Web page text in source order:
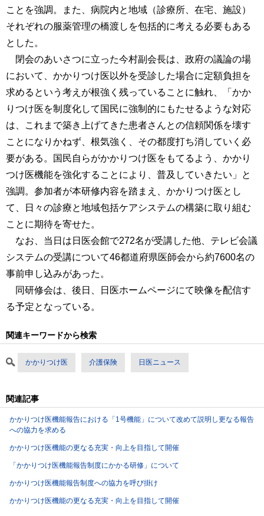
ことを強調。また、病院内と地域（診療所、在宅、施設）
それぞれの服薬管理の橋渡しを包括的に考える必要もある
とした。
閉会のあいさつに立った今村副会長は、政府の議論の場
において、かかりつけ医以外を受診した場合に定額負担を
求めるという考えが根強く残っていることに触れ、「かか
りつけ医を制度化して国民に強制的にもたせるような対応
は、これまで築き上げてきた患者さんとの信頼関係を壊す
ことになりかねず、根気強く、その都度打ち消していく必
要がある。国民自らがかかりつけ医をもてるよう、かかり
つけ医機能を強化することにより、普及していきたい」と
強調。参加者が本研修内容を踏まえ、かかりつけ医とし
て、日々の診療と地域包括ケアシステムの構築に取り組む
ことに期待を寄せた。
なお、当日は日医会館で272名が受講した他、テレビ会議
システムの受講について46都道府県医師会から約7600名の
事前申し込みがあった。
同研修会は、後日、日医ホームページにて映像を配信す
る予定となっている。
関連キーワードから検索
かかりつけ医 介護保険 日医ニュース
関連記事
かかりつけ医機能報告における「1号機能」について改めて説明し更なる報告
への協力を求める
かかりつけ医機能の更なる充実・向上を目指して開催
「かかりつけ医機能報告制度にかかる研修」について
かかりつけ医機能報告制度への協力を呼び掛け
かかりつけ医機能の更なる充実・向上を目指して開催